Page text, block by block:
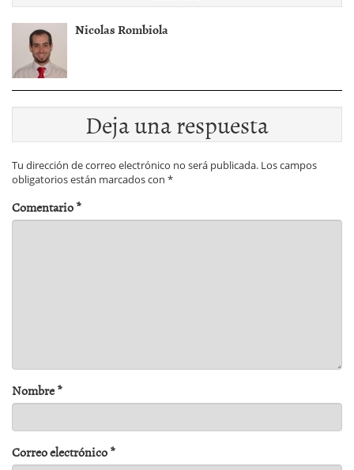
Nicolas Rombiola
Deja una respuesta
Tu dirección de correo electrónico no será publicada. Los campos
obligatorios están marcados con *
Comentario*
Nombre*
Correo electrónico*